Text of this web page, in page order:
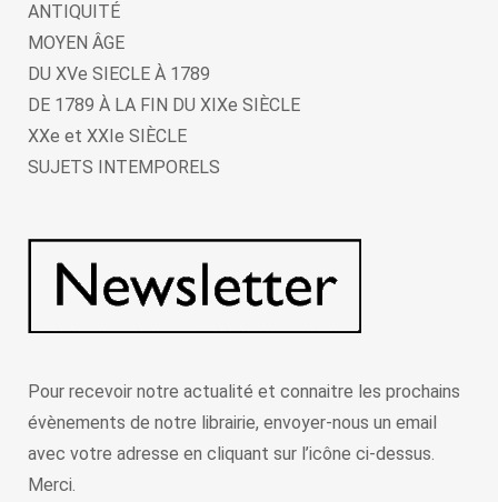
ANTIQUITÉ
MOYEN ÂGE
DU XVe SIECLE À 1789
DE 1789 À LA FIN DU XIXe SIÈCLE
XXe et XXIe SIÈCLE
SUJETS INTEMPORELS
Pour recevoir notre actualité et connaitre les prochains
évènements de notre librairie, envoyer-nous un email
avec votre adresse en cliquant sur l’icône ci-dessus.
Merci.